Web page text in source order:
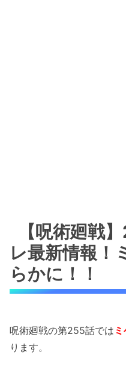
【呪術廻戦
レ最新情報！
らかに！！
呪術廻戦の第255話では
ります。